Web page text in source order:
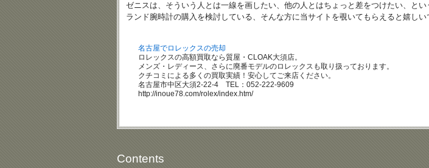
ゼニスは、そういう人とは一線を画したい、他の人とはちょっと差をつけたい、と
ランド腕時計の購入を検討している、そんな方に当サイトを覗いてもらえると嬉しい
名古屋でロレックスの売却
ロレックスの高額買取なら質屋・CLOAK大須店。
メンズ・レディース、さらに廃番モデルのロレックスも取り扱っております。
クチコミによる多くの買取実績！安心してご来店ください。
名古屋市中区大須2-22-4 TEL：052-222-9609
http://inoue78.com/rolex/index.htm/
Contents